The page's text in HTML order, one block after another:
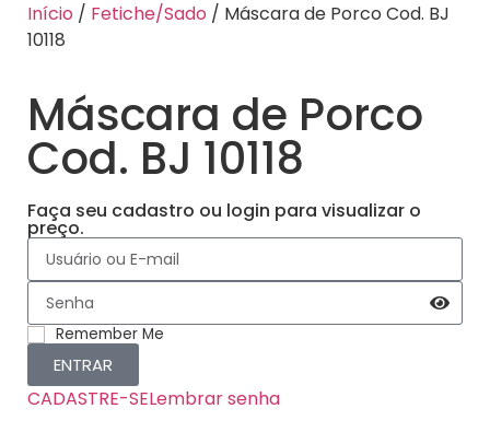
Início / Fetiche/Sado / Máscara de Porco Cod. BJ
10118
Máscara de Porco
Cod. BJ 10118
Faça seu cadastro ou login para visualizar o
preço.
Remember Me
ENTRAR
CADASTRE-SELembrar senha